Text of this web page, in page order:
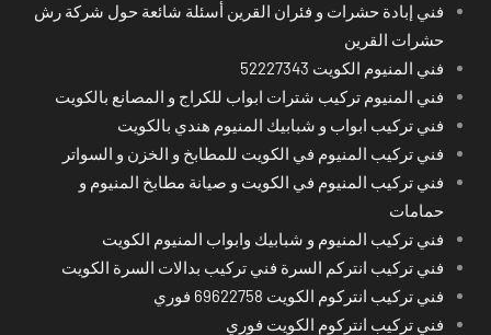
فني إبادة حشرات و فئران القرين أسئلة شائعة حول شركة رش
حشرات القرين
فني المنيوم الكويت 52227343
فني المنيوم تركيب شترات ابواب للكراج و المصانع بالكويت
فني تركيب ابواب و شبابيك المنيوم هندي بالكويت
فني تركيب المنيوم في الكويت للمطابخ و الخزن و السواتر
فني تركيب المنيوم في الكويت و صيانة مطابخ المنيوم و
حمامات
فني تركيب المنيوم و شبابيك وابواب المنيوم الكويت
فني تركيب انتركم السرة فني تركيب بدالات السرة الكويت
فني تركيب انتركوم الكويت 69622758 فوري
فني تركيب انتركوم الكويت فوري